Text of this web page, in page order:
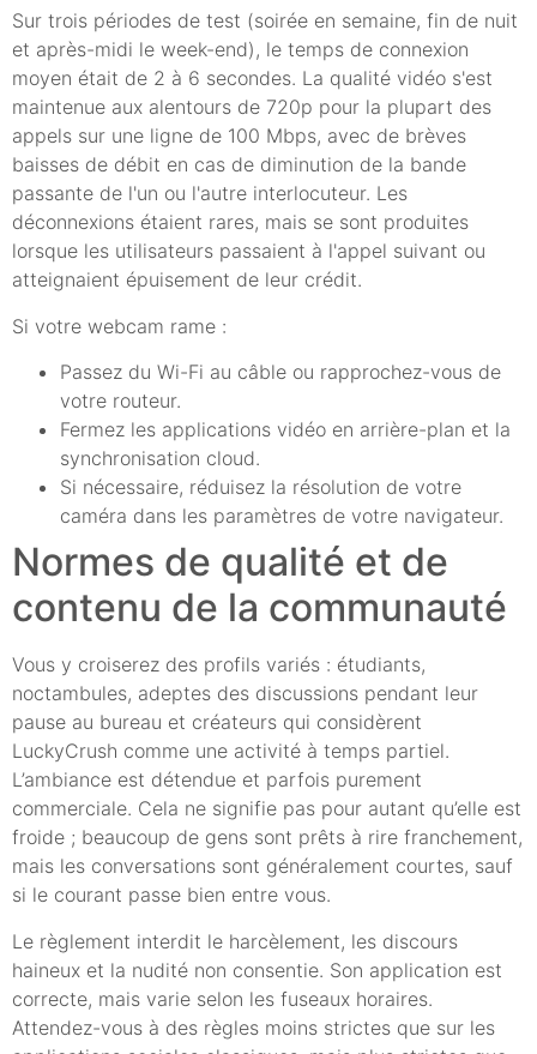
Sur trois périodes de test (soirée en semaine, fin de nuit
et après-midi le week-end), le temps de connexion
moyen était de 2 à 6 secondes. La qualité vidéo s'est
maintenue aux alentours de 720p pour la plupart des
appels sur une ligne de 100 Mbps, avec de brèves
baisses de débit en cas de diminution de la bande
passante de l'un ou l'autre interlocuteur. Les
déconnexions étaient rares, mais se sont produites
lorsque les utilisateurs passaient à l'appel suivant ou
atteignaient épuisement de leur crédit.
Si votre webcam rame :
Passez du Wi-Fi au câble ou rapprochez-vous de
votre routeur.
Fermez les applications vidéo en arrière-plan et la
synchronisation cloud.
Si nécessaire, réduisez la résolution de votre
caméra dans les paramètres de votre navigateur.
Normes de qualité et de
contenu de la communauté
Vous y croiserez des profils variés : étudiants,
noctambules, adeptes des discussions pendant leur
pause au bureau et créateurs qui considèrent
LuckyCrush comme une activité à temps partiel.
L’ambiance est détendue et parfois purement
commerciale. Cela ne signifie pas pour autant qu’elle est
froide ; beaucoup de gens sont prêts à rire franchement,
mais les conversations sont généralement courtes, sauf
si le courant passe bien entre vous.
Le règlement interdit le harcèlement, les discours
haineux et la nudité non consentie. Son application est
correcte, mais varie selon les fuseaux horaires.
Attendez-vous à des règles moins strictes que sur les